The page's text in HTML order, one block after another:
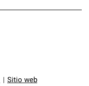
Sitio web